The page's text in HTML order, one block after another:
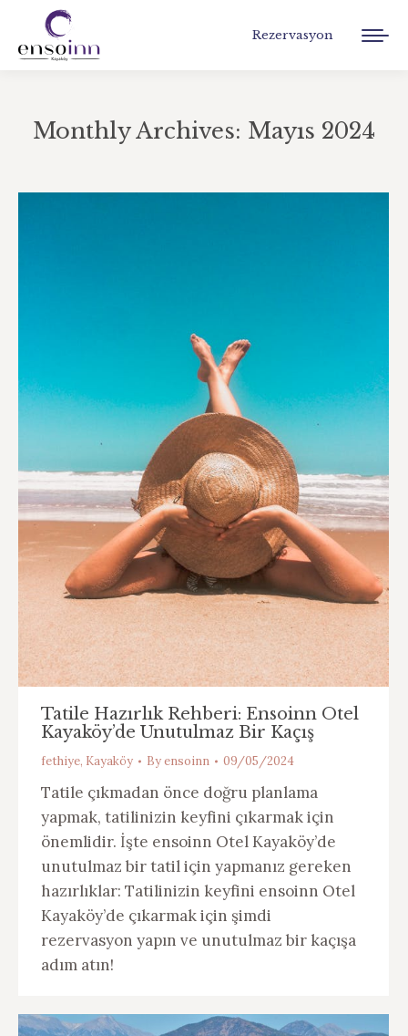
Rezervasyon
Monthly Archives: Mayıs 2024
Tatile Hazırlık Rehberi: Ensoinn Otel
Kayaköy’de Unutulmaz Bir Kaçış
fethiye, Kayaköy Byensoinn 09/05/2024
Tatile çıkmadan önce doğru planlama
yapmak, tatilinizin keyfini çıkarmak için
önemlidir. İşte ensoinn Otel Kayaköy’de
unutulmaz bir tatil için yapmanız gereken
hazırlıklar: Tatilinizin keyfini ensoinn Otel
Kayaköy’de çıkarmak için şimdi
rezervasyon yapın ve unutulmaz bir kaçışa
adım atın!